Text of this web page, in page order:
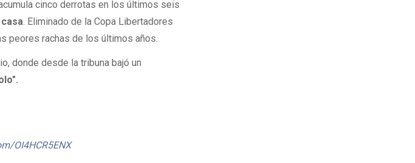
cinco derrotas en los últimos seis
. Eliminado de la Copa Libertadores
peores rachas de los últimos años.
donde desde la tribuna bajó un
OI4HCR5ENX